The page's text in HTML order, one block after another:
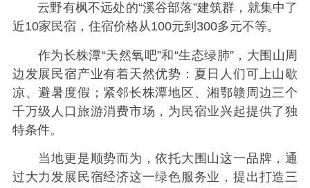
云野有枫不远处的“溪谷部落”建筑群，就集中了
近10家民宿，住宿价格从100元到300多元不等。
作为长株潭“天然氧吧”和“生态绿肺”，大围山周
边发展民宿产业有着天然优势：夏日人们可上山歇
凉、避暑度假；紧邻长株潭地区、湘鄂赣周边三个
千万级人口旅游消费市场，为民宿业兴起提供了独
特条件。
当地更是顺势而为，依托大围山这一品牌，通
过大力发展民宿经济这一绿色服务业，提出打造三